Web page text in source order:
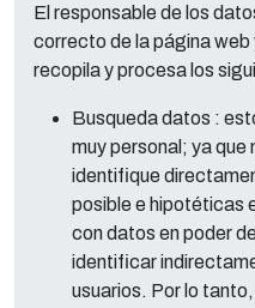
El responsable de los
correcto de la página web
recopila y procesa los
Busqueda datos :
muy personal; ya que
identifique
posible e hipotéticas
con datos en poder
identificar
usuarios. Por lo tanto,